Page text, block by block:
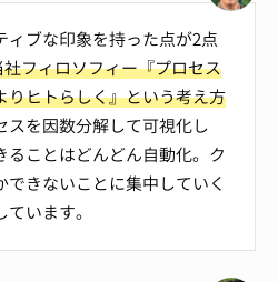
ィブな印象を持った点が2点
フィロソフィー『プロセス
りヒトらしく』という考え方
スを因数分解して可視化し
ることはどんどん自動化。ク
できないことに集中していく
います。